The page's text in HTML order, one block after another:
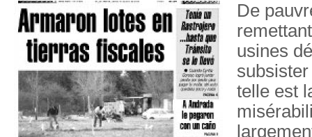
De
usines
telle est